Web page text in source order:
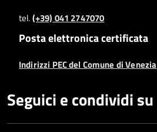
tel.(+39) 041 2747070
Posta elettronica certificata
Indirizzi PEC del Comune di Venezia
Seguici e condividi su